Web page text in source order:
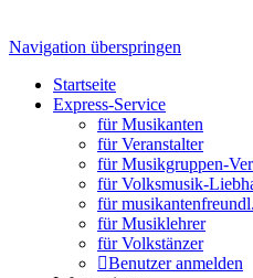
Navigation überspringen
Startseite
Express-Service
für Musikanten
für Veranstalter
für Musikgruppen-
für Volksmusik-
für
für Musiklehrer
für Volkstänzer
Benutzer anmelden